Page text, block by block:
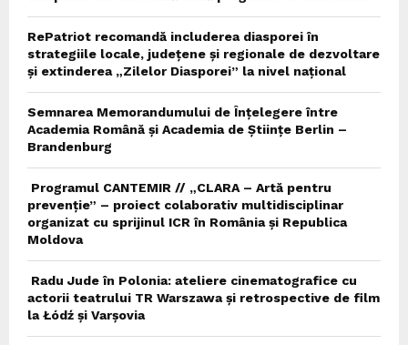
RePatriot recomandă includerea diasporei în
strategiile locale, județene și regionale de dezvoltare
și extinderea „Zilelor Diasporei” la nivel național
Semnarea Memorandumului de Înțelegere între
Academia Română și Academia de Științe Berlin –
Brandenburg
Programul CANTEMIR // „CLARA – Artă pentru
prevenție” – proiect colaborativ multidisciplinar
organizat cu sprijinul ICR în România și Republica
Moldova
Radu Jude în Polonia: ateliere cinematografice cu
actorii teatrului TR Warszawa și retrospective de film
la Łódź și Varșovia